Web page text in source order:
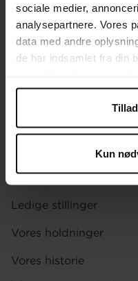
sociale medier,
analysepartnere. Vores
data med andre
de har indsamlet fra din
anvende vores
Kun
KONTAKT
Brug for hjælp
Presse
Afdelinger
Organisationen
Ledige stillinger
Vores holdninger
Vores historie